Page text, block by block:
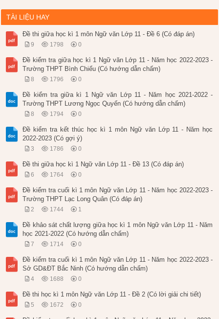
TÀI LIỆU HAY
Đề thi giữa học kì 1 môn Ngữ văn Lớp 11 - Đề 6 (Có đáp án)
9 1798 0
Đề kiểm tra giữa học kì 1 Ngữ văn Lớp 11 - Năm học 2022-2023 -
Trường THPT Bình Chiểu (Có hướng dẫn chấm)
8 1796 0
Đề kiểm tra giữa kì 1 Ngữ văn Lớp 11 - Năm học 2021-2022 -
Trường THPT Lương Ngọc Quyến (Có hướng dẫn chấm)
8 1794 0
Đề kiểm tra kết thúc học kì 1 môn Ngữ văn Lớp 11 - Năm học
2022-2023 (Có gợi ý)
3 1786 0
Đề thi giữa học kì 1 Ngữ văn Lớp 11 - Đề 13 (Có đáp án)
6 1764 0
Đề kiểm tra cuối kì 1 môn Ngữ văn Lớp 11 - Năm học 2022-2023 -
Trường THPT Lạc Long Quân (Có đáp án)
2 1744 1
Đề khảo sát chất lượng giữa học kì 1 môn Ngữ văn Lớp 11 - Năm
học 2021-2022 (Có hướng dẫn chấm)
7 1714 0
Đề kiểm tra cuối kì 1 môn Ngữ văn Lớp 11 - Năm học 2022-2023 -
Sở GD&ĐT Bắc Ninh (Có hướng dẫn chấm)
4 1688 0
Đề thi học kì 1 môn Ngữ văn Lớp 11 - Đề 2 (Có lời giải chi tiết)
5 1672 0